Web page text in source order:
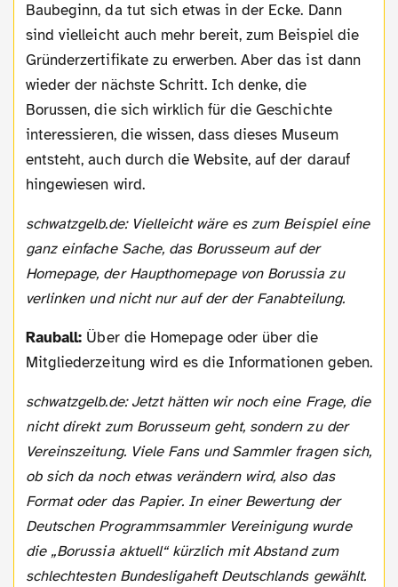
Baubeginn, da tut sich etwas in der Ecke. Dann
sind vielleicht auch mehr bereit, zum Beispiel die
Gründerzertifikate zu erwerben. Aber das ist dann
wieder der nächste Schritt. Ich denke, die
Borussen, die sich wirklich für die Geschichte
interessieren, die wissen, dass dieses Museum
entsteht, auch durch die Website, auf der darauf
hingewiesen wird.
schwatzgelb.de: Vielleicht wäre es zum Beispiel eine
ganz einfache Sache, das Borusseum auf der
Homepage, der Haupthomepage von Borussia zu
verlinken und nicht nur auf der der Fanabteilung.
Rauball: Über die Homepage oder über die
Mitgliederzeitung wird es die Informationen geben.
schwatzgelb.de: Jetzt hätten wir noch eine Frage, die
nicht direkt zum Borusseum geht, sondern zu der
Vereinszeitung. Viele Fans und Sammler fragen sich,
ob sich da noch etwas verändern wird, also das
Format oder das Papier. In einer Bewertung der
Deutschen Programmsammler Vereinigung wurde
die „Borussia aktuell“ kürzlich mit Abstand zum
schlechtesten Bundesligaheft Deutschlands gewählt.